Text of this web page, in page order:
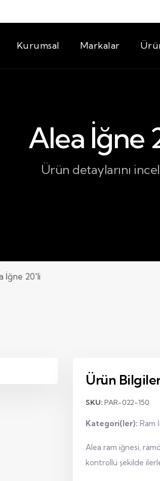
Kurumsal Markalar
Alea İğne
Ürün detaylarını
İğne 20'li
Ürün
SKU: PAR-022-150
Kategori(ler): Ram
Alea ram iğnesi,
kontrollü şekilde